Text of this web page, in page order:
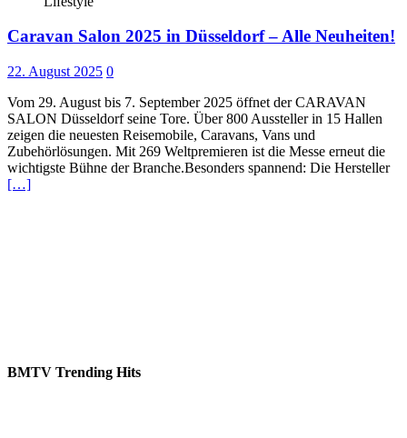
Caravan Salon 2025 in Düsseldorf – Alle Neuheiten!
22. August 2025 0
Vom 29. August bis 7. September 2025 öffnet der CARAVAN
SALON Düsseldorf seine Tore. Über 800 Aussteller in 15 Hallen
zeigen die neuesten Reisemobile, Caravans, Vans und
Zubehörlösungen. Mit 269 Weltpremieren ist die Messe erneut die
wichtigste Bühne der Branche.Besonders spannend: Die Hersteller
[…]
BMTV Trending Hits